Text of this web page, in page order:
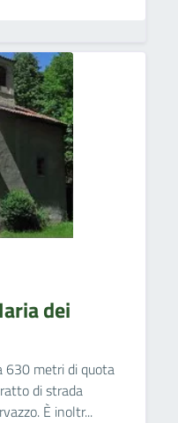
dei
630 metri di quota
di strada
È inoltr...